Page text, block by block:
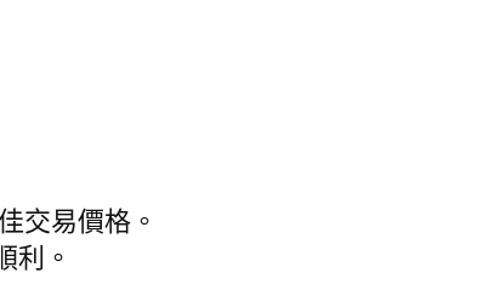
交易價格。
利。